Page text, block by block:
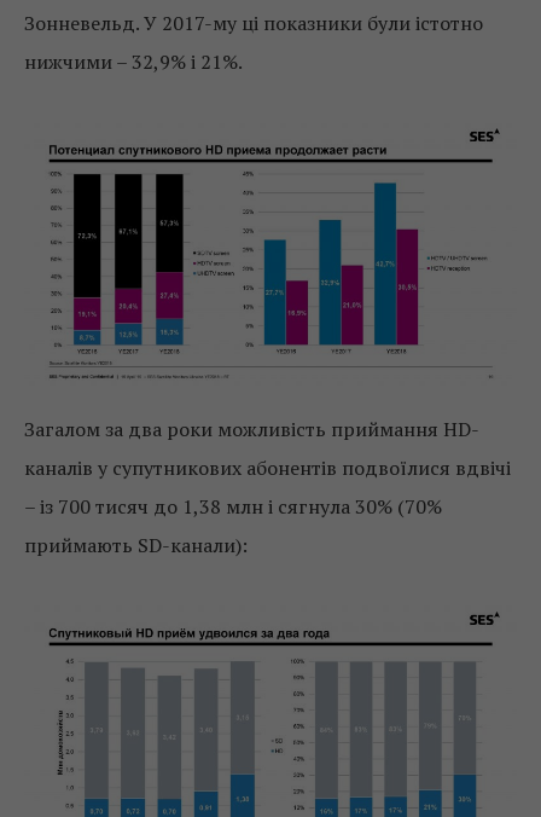
Зонневельд. У 2017-му ці показники були істотно
нижчими – 32,9% і 21%.
Загалом за два роки можливість приймання HD-
каналів у супутникових абонентів подвоїлися вдвічі
– із 700 тисяч до 1,38 млн і сягнула 30% (70%
приймають SD-канали):